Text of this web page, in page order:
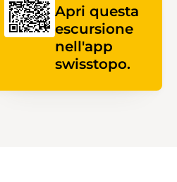
Apri questa
escursione
nell'app
swisstopo.